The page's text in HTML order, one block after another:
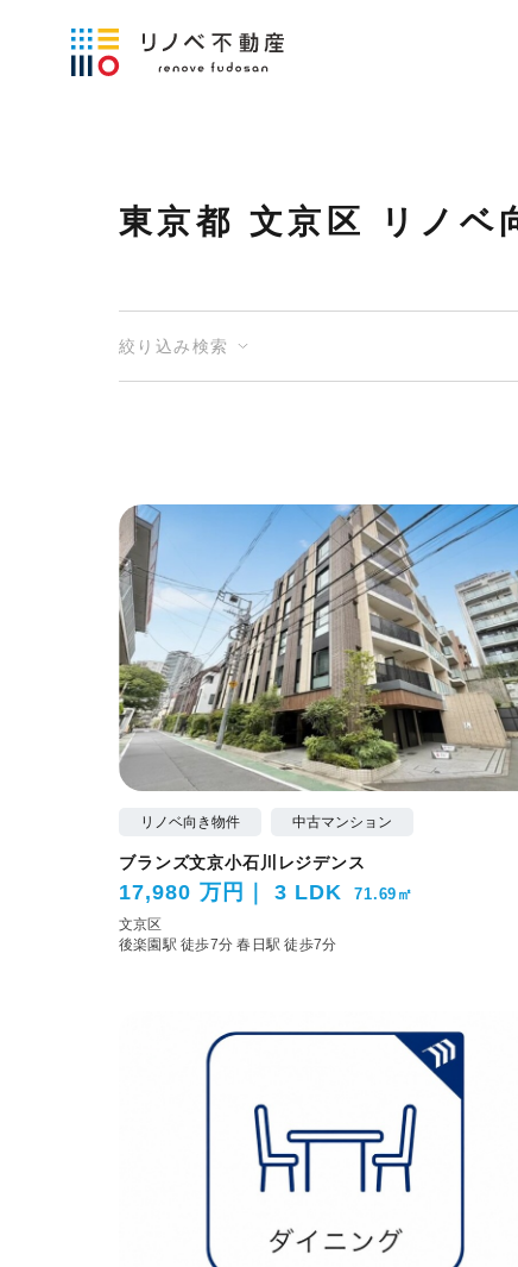
東京都 文京区 リノベ
絞り込み検索
リノベ向き物件 中古マンション
ブランズ文京小石川レジデンス
17,980 万円 3 LDK 71.69㎡
文京区
後楽園駅 徒歩7分春日駅 徒歩7分